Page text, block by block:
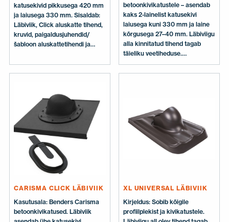
katusekivid pikkusega 420 mm
ja laiusega 330 mm. Sisaldab:
Läbiviik, Click aluskatte tihend,
kruvid, paigaldusjuhendid/
šabloon aluskattetihendi ja
betoonkivikatustele – asendab
kaks 2-lainelist katusekivi
laiusega kuni 330 mm ja laine
kõrgusega 27–40 mm. Läbiviigu
alla kinnitatud tihend tagab
täieliku veetiheduse.
Paigaldamine on lihtne ja
komplektis on kõik vajalikud
koosnev XL aluskihi rõngas,
kruvid, paigaldusjuhend.
CARISMA CLICK LÄBIVIIK
Kasutusala: Benders Carisma
betoonkivikatused. Läbiviik
XL UNIVERSAL LÄBIVIIK
Kirjeldus: Sobib kõigile
profiilplekist ja kivikatustele.